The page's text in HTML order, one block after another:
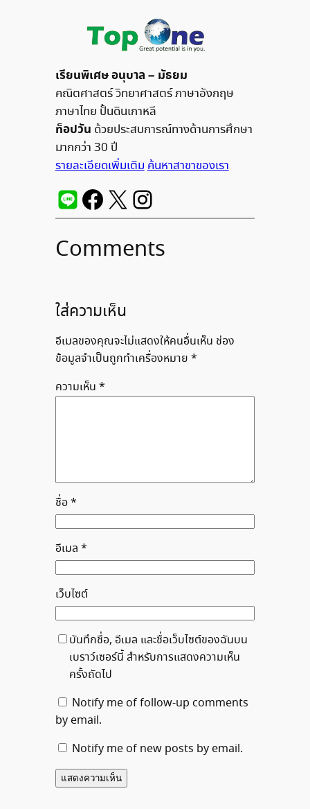
เรียนพิเศษ อนุบาล – มัธยม
คณิตศาสตร์ วิทยาศาสตร์ ภาษาอังกฤษ
ภาษาไทย ปั้นดินเกาหลี
ท็อปวัน ด้วยประสบการณ์ทางด้านการศึกษา
มากกว่า 30 ปี
รายละเอียดเพิ่มเติมค้นหาสาขาของเรา
Comments
ใส่ความเห็น
อีเมลของคุณจะไม่แสดงให้คนอื่นเห็น ช่อง
ข้อมูลจำเป็นถูกทำเครื่องหมาย *
ความเห็น *
ชื่อ*
อีเมล *
เว็บไซต์
บันทึกชื่อ, อีเมล และชื่อเว็บไซต์ของฉันบน
เบราว์เซอร์นี้ สำหรับการแสดงความเห็น
ครั้งถัดไป
Notify me of follow-up comments
by email.
Notify me of new posts by email.